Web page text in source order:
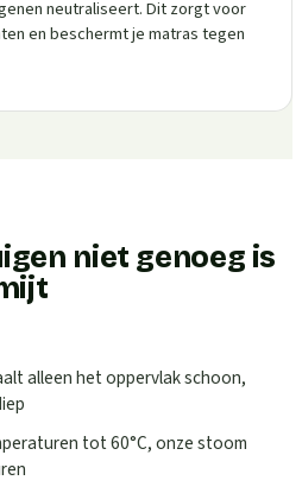
neutraliseert. Dit zorgt voor
en beschermt je matras tegen
niet genoeg is
alleen het oppervlak schoon,
tot 60°C, onze stoom